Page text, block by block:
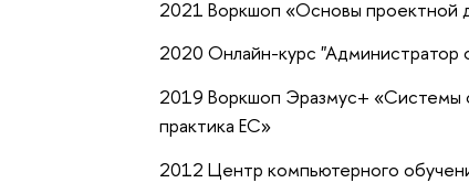
2021 Воркшоп «Основы проектной
2020 Онлайн-курс "Администратор
2019 Воркшоп Эразмус+ «Системы
практика ЕС»
2012 Центр компьютерного